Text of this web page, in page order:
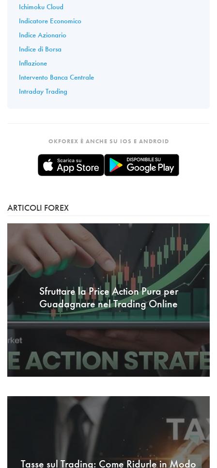
Ichimoku Cloud
Indicatore Economico
Indice Azionario
Indice di Borsa
Inflazione
Intervento Banca Centrale
Intraday Trading
OKFOREX È ANCHE SU IOS E ANDROID
ARTICOLI FOREX
Sfruttare la Price Action Pura per
Guadagnare nel Trading Online
Tasse sul Trading: Come Ridurle in Modo